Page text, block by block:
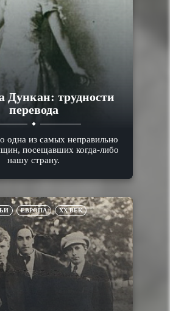
Дункан: трудности
перевода
одна из самых неправильно
посещавших когда-либо
нашу страну.
ЕВРОПА XX ВЕК